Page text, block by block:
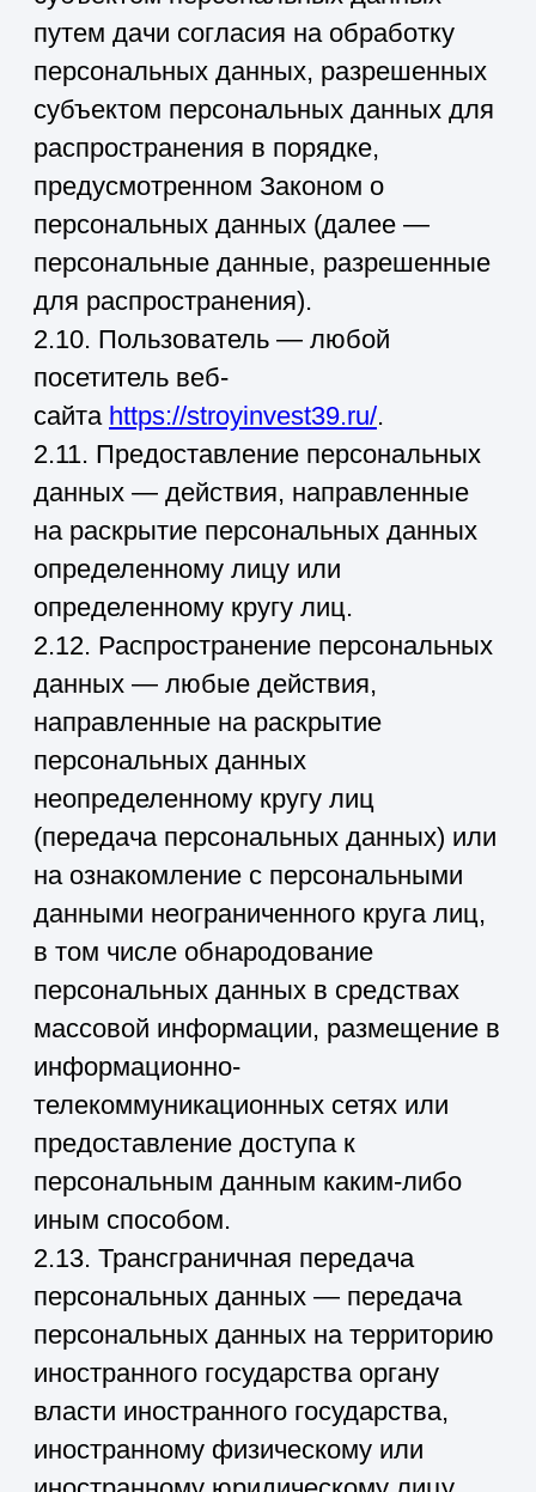
персональных данных в
персональных данных и/или
уничтожаются материальные
носители персональных данных.
3. Основные права и обязанности
Оператора
— получать от субъекта
персональных данных достоверные
информацию и/или документы,
— в случае отзыва субъектом
персональных данных согласия на
также, направления обращения с
требованием о прекращении
обработки персональных данных,
Оператор вправе продолжить
обработку персональных данных без
согласия субъекта персональных
указанных в Законе о персональных
данных;
— самостоятельно определять состав
и перечень мер, необходимых и
достаточных для обеспечения
выполнения обязанностей,
предусмотренных Законом о
персональных данных и принятыми в
соответствии с ним нормативными
правовыми актами, если иное не
предусмотрено Законом о
персональных данных или другими
федеральными законами.
3.2. Оператор обязан:
— предоставлять субъекту
персональных данных по его просьбе
информацию, касающуюся обработки
его персональных данных;
— организовывать обработку
персональных данных в порядке,
установленном действующим
законодательством РФ;
— отвечать на обращения и запросы
субъектов персональных данных и их
законных представителей в
соответствии с требованиями Закона
о персональных данных;
по защите прав субъектов
персональных данных по запросу
этого органа необходимую